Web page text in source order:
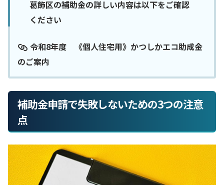
葛飾区の補助金の詳しい内容は以下をご確認
ください
令和8年度 《個人住宅用》かつしかエコ助成金
のご案内
補助金申請で失敗しないための3つの注意
点